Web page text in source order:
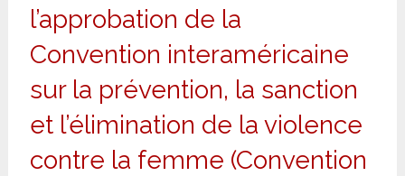
l’approbation de la
Convention interaméricaine
sur la prévention, la sanction
et l’élimination de la violence
contre la femme (Convention